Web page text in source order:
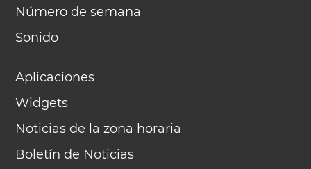
Número de semana
Sonido
Aplicaciones
Widgets
Noticias de la zona horaria
Boletín de Noticias